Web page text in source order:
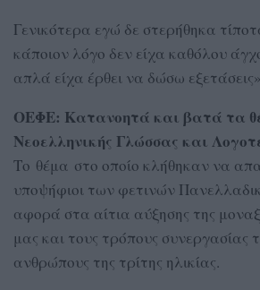
Γενικότερα εγώ δε στερήθηκα
κάποιον λόγο δεν είχα καθόλου
απλά είχα έρθει να δώσω
ΟΕΦΕ: Κατανοητά και βατά τα
Νεοελληνικής Γλώσσας και
Το θέμα στο οποίο κλήθηκαν να
υποψήφιοι των φετινών
αφορά στα αίτια αύξησης της
μας και τους τρόπους συνεργασίας
ανθρώπους της τρίτης ηλικίας.